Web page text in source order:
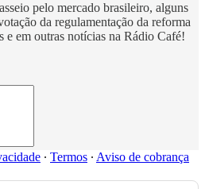
pelo mercado brasileiro, alguns
da regulamentação da reforma
e em outras notícias na Rádio Café!
∙ Termos ∙ Aviso de cobrança